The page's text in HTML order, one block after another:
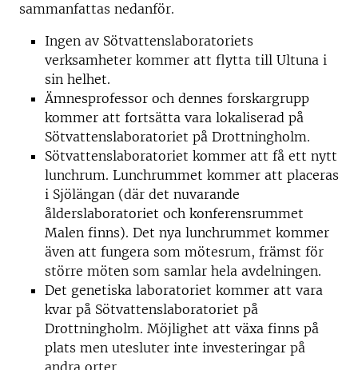
sammanfattas nedanför.
Ingen av Sötvattenslaboratoriets
verksamheter kommer att flytta till Ultuna i
sin helhet.
Ämnesprofessor och dennes forskargrupp
kommer att fortsätta vara lokaliserad på
Sötvattenslaboratoriet på Drottningholm.
Sötvattenslaboratoriet kommer att få ett nytt
lunchrum. Lunchrummet kommer att placeras
i Sjölängan (där det nuvarande
ålderslaboratoriet och konferensrummet
Malen finns). Det nya lunchrummet kommer
även att fungera som mötesrum, främst för
större möten som samlar hela avdelningen.
Det genetiska laboratoriet kommer att vara
kvar på Sötvattenslaboratoriet på
Drottningholm. Möjlighet att växa finns på
plats men utesluter inte investeringar på
andra orter.